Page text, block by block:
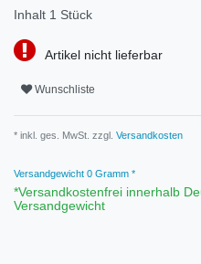
Inhalt 1 Stück
Artikel nicht lieferbar
Wunschliste
* inkl. ges. MwSt. zzgl. Versandkosten
Versandgewicht 0 Gramm *
*Versandkostenfrei innerhalb
Versandgewicht